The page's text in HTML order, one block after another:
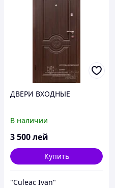
ДВЕРИ ВХОДНЫЕ
В наличии
3 500лей
Купить
"Culeac Ivan"